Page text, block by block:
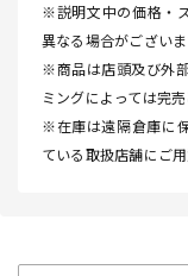
※説明文中の価格・
異なる場合がございま
※商品は店頭及び外
ミングによっては完
※在庫は遠隔倉庫に
ている取扱店舗にご